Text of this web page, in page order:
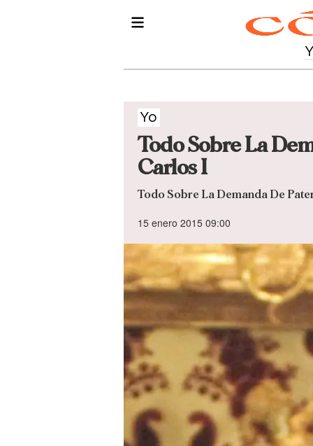
Yo
Todo Sobre La
Carlos I
Todo Sobre La Demanda De
15 enero 2015 09:00